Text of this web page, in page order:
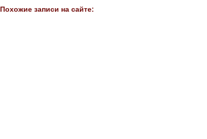
Похожие записи на сайте: